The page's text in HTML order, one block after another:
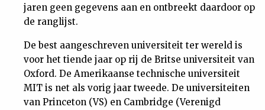
jaren geen gegevens aan en ontbreekt daardoor op
de ranglijst.
De best aangeschreven universiteit ter wereld is
voor het tiende jaar op rij de Britse universiteit van
Oxford. De Amerikaanse technische universiteit
MIT is net als vorig jaar tweede. De universiteiten
van Princeton (VS) en Cambridge (Verenigd